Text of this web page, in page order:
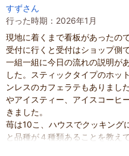
すずさん
行った時期：2026年1月
現地に着くまで看板があったの
受付に行くと受付はショップ側
一組一組に今日の流れの説明が
した。スティックタイプのホッ
ンレスのカフェラテもありまし
やアイスティー、アイスコーヒ
きました。
苺は10こ、ハウスでクッキング
と品種が４種類あることを教え